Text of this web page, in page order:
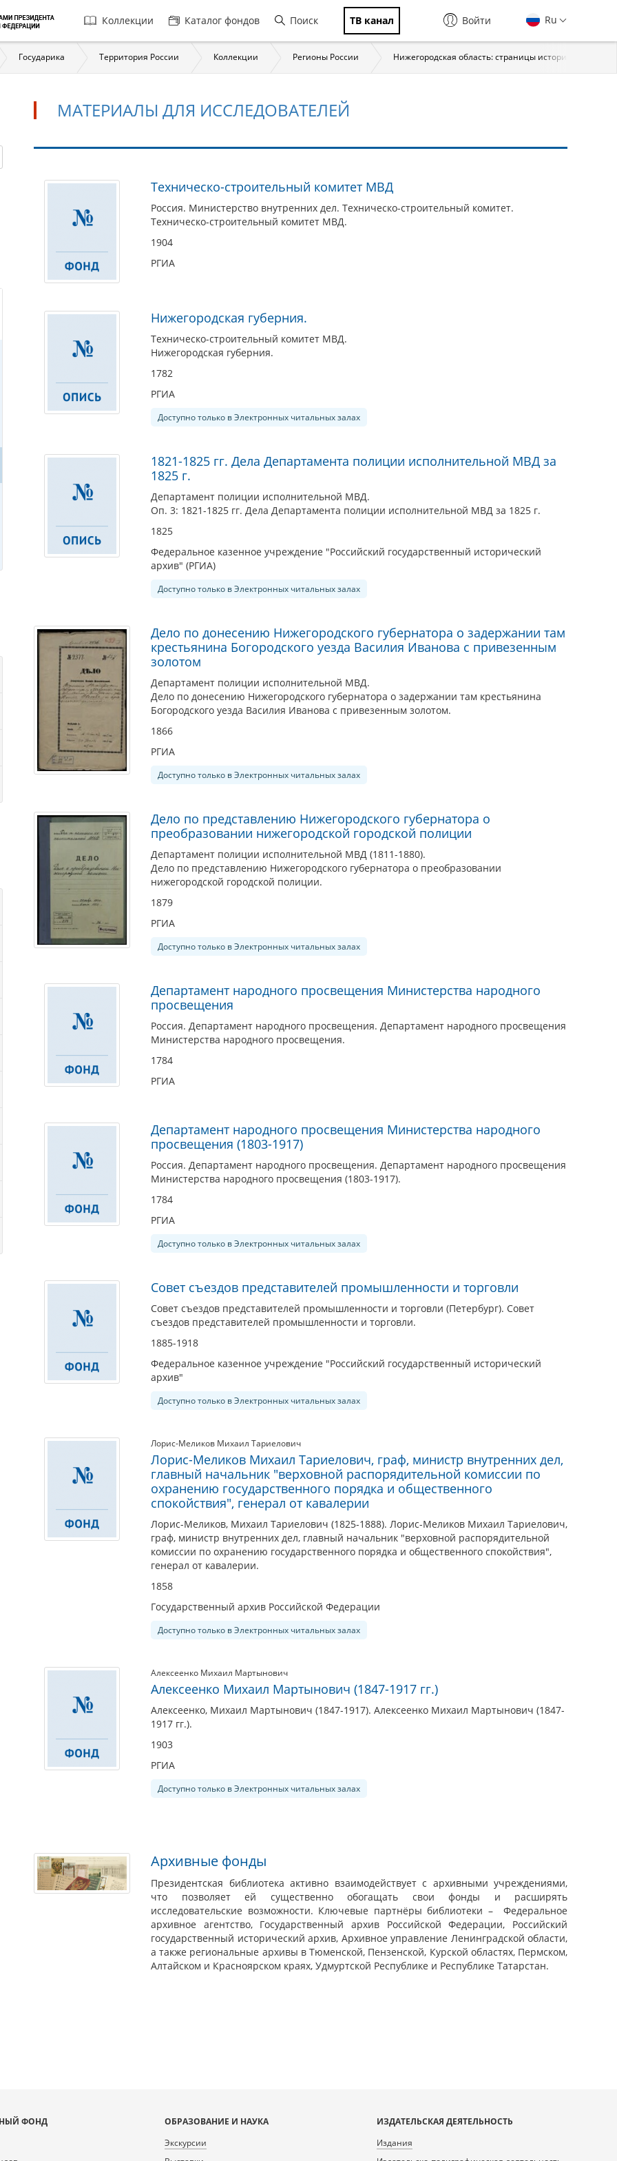
Главная
навигация
Коллекции Каталог фондов Поиск ТВ канал Ru
Войти
Государика Территория России Коллекции Регионы России Нижегородская область: страницы истории
МАТЕРИАЛЫ ДЛЯ ИССЛЕДОВАТЕЛЕЙ
Материалы
исследователей
Техническо-строительный комитет МВД
Россия. Министерство внутренних дел. Техническо-строительный комитет.
Техническо-строительный комитет МВД.
1904
РГИА
Нижегородская губерния.
Техническо-строительный комитет МВД.
Нижегородская губерния.
1782
РГИА
Доступно только в Электронных читальных залах
1821-1825 гг. Дела Департамента полиции исполнительной МВД за
1825 г.
Департамент полиции исполнительной МВД.
Оп. 3: 1821-1825 гг. Дела Департамента полиции исполнительной МВД за 1825 г.
1825
Федеральное казенное учреждение "Российский государственный исторический
архив" (РГИА)
Доступно только в Электронных читальных залах
Дело по донесению Нижегородского губернатора о задержании там
крестьянина Богородского уезда Василия Иванова с привезенным
золотом
Департамент полиции исполнительной МВД.
Дело по донесению Нижегородского губернатора о задержании там крестьянина
Богородского уезда Василия Иванова с привезенным золотом.
1866
РГИА
Доступно только в Электронных читальных залах
Дело по представлению Нижегородского губернатора о
преобразовании нижегородской городской полиции
Департамент полиции исполнительной МВД (1811-1880).
Дело по представлению Нижегородского губернатора о преобразовании
нижегородской городской полиции.
1879
РГИА
Доступно только в Электронных читальных залах
Департамент народного просвещения Министерства народного
просвещения
Россия. Департамент народного просвещения. Департамент народного просвещения
Министерства народного просвещения.
1784
РГИА
Департамент народного просвещения Министерства народного
просвещения (1803-1917)
Россия. Департамент народного просвещения. Департамент народного просвещения
Министерства народного просвещения (1803-1917).
1784
РГИА
Доступно только в Электронных читальных залах
Совет съездов представителей промышленности и торговли
Совет съездов представителей промышленности и торговли (Петербург). Совет
съездов представителей промышленности и торговли.
1885-1918
Федеральное казенное учреждение "Российский государственный исторический
архив"
Доступно только в Электронных читальных залах
Лорис-Меликов Михаил Тариелович
Лорис-Меликов Михаил Тариелович, граф, министр внутренних дел,
главный начальник "верховной распорядительной комиссии по
охранению государственного порядка и общественного
спокойствия", генерал от кавалерии
Лорис-Меликов, Михаил Тариелович (1825-1888). Лорис-Меликов Михаил Тариелович,
граф, министр внутренних дел, главный начальник "верховной распорядительной
комиссии по охранению государственного порядка и общественного спокойствия",
генерал от кавалерии.
1858
Государственный архив Российской Федерации
Доступно только в Электронных читальных залах
Алексеенко Михаил Мартынович
Алексеенко Михаил Мартынович (1847-1917 гг.)
Алексеенко, Михаил Мартынович (1847-1917). Алексеенко Михаил Мартынович (1847-
1917 гг.).
1903
РГИА
Доступно только в Электронных читальных залах
Архивные фонды
Президентская библиотека активно взаимодействует с архивными учреждениями,
что позволяет ей существенно обогащать свои фонды и расширять
исследовательские возможности. Ключевые партнёры библиотеки – Федеральное
архивное агентство, Государственный архив Российской Федерации, Российский
государственный исторический архив, Архивное управление Ленинградской области,
а также региональные архивы в Тюменской, Пензенской, Курской областях, Пермском,
Алтайском и Красноярском краях, Удмуртской Республике и Республике Татарстан.
ФОНД
ОБРАЗОВАНИЕ И НАУКА
Экскурсии
ИЗДАТЕЛЬСКАЯ ДЕЯТЕЛЬНОСТЬ
Издания